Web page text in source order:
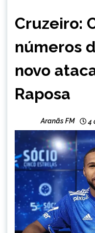
Cruzeiro:
números
novo
Raposa
Aranãs FM 4